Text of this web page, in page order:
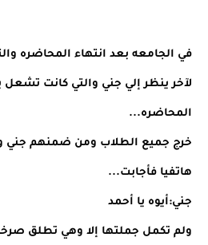
في الجامعه بعد انتهاء المحاضره
لآخر ينظر إلي جني والتي كانت
المحاضره...
خرج جميع الطلاب ومن ضمنهم جني
هاتفيا فأجابت...
جني:أيوه يا أحمد
ولم تكمل جملتها إلا وهي تطلق